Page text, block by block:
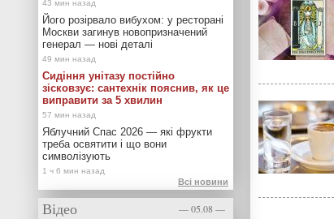
Його розірвало вибухом: у ресторані
Москви загинув новопризначений
генерал — нові деталі
Сидіння унітазу постійно
зісковзує: сантехнік пояснив, як це
виправити за 5 хвилин
Яблучний Спас 2026 — які фрукти
треба освятити і що вони
символізують
Всі новини
Відео — 05.08 —